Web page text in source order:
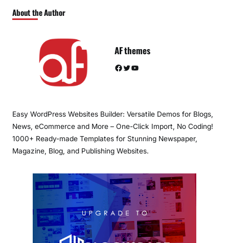
About the Author
AF themes
Facebook Twitter YouTube
Easy WordPress Websites Builder: Versatile Demos for Blogs,
News, eCommerce and More – One-Click Import, No Coding!
1000+ Ready-made Templates for Stunning Newspaper,
Magazine, Blog, and Publishing Websites.